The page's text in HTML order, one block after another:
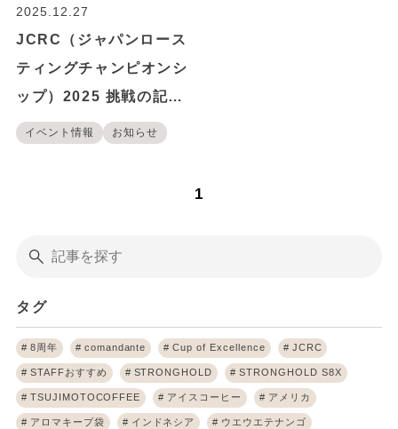
2025.12.27
JCRC（ジャパンロース
ティングチャンピオンシ
ップ）2025 挑戦の記録
｜美味しいコーヒー焙煎
イベント情報 お知らせ
1
タグ
8周年 comandante Cup of Excellence JCRC
STAFFおすすめ STRONGHOLD STRONGHOLD S8X
TSUJIMOTOCOFFEE アイスコーヒー アメリカ
アロマキープ袋 インドネシア ウエウエテナンゴ